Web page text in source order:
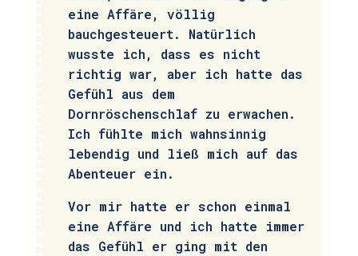
eine Affäre, völlig
bauchgesteuert. Natürlich
wusste ich, dass es nicht
richtig war, aber ich hatte das
Gefühl aus dem
Dornröschenschlaf zu erwachen.
Ich fühlte mich wahnsinnig
lebendig und ließ mich auf das
Abenteuer ein.
Vor mir hatte er schon einmal
eine Affäre und ich hatte immer
das Gefühl er ging mit den